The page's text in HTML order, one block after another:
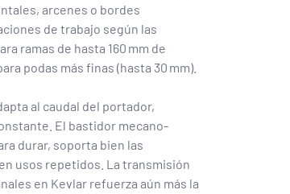
arcenes o bordes
de trabajo según las
ramas de hasta 160 mm de
podas más finas (hasta 30 mm).
al caudal del portador,
El bastidor mecano-
durar, soporta bien las
usos repetidos. La transmisión
en Kevlar refuerza aún más la